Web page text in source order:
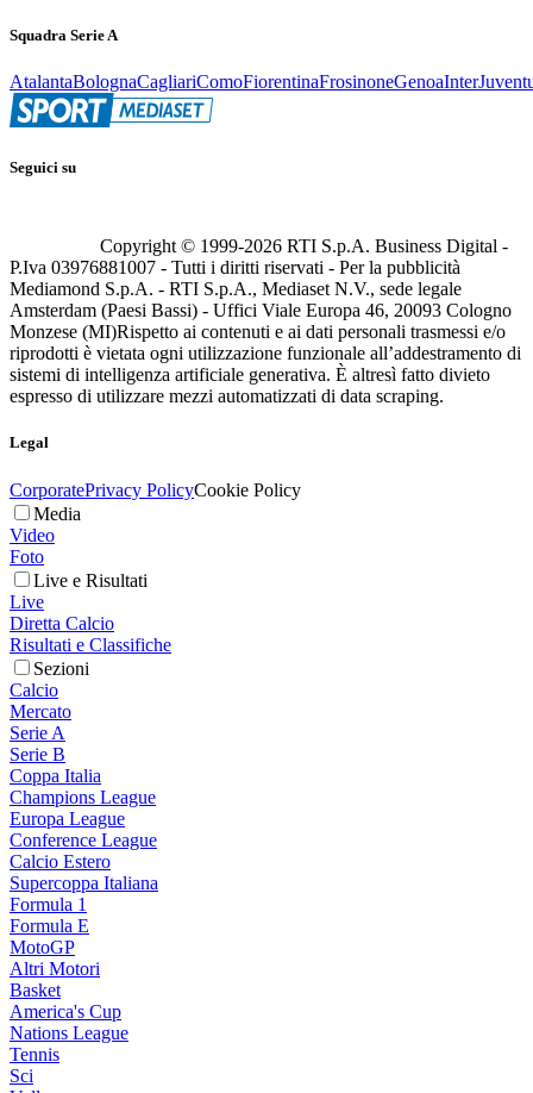
Squadra Serie A
AtalantaBolognaCagliariComoFiorentinaFrosinoneGenoaInter
Seguici su
Copyright © 1999-2026 RTI S.p.A. Business Digital -
P.Iva 03976881007 - Tutti i diritti riservati - Per la pubblicità
Mediamond S.p.A. - RTI S.p.A., Mediaset N.V., sede legale
Amsterdam (Paesi Bassi) - Uffici Viale Europa 46, 20093 Cologno
Monzese (MI)Rispetto ai contenuti e ai dati personali trasmessi e/o
riprodotti è vietata ogni utilizzazione funzionale all’addestramento di
sistemi di intelligenza artificiale generativa. È altresì fatto divieto
espresso di utilizzare mezzi automatizzati di data scraping.
Legal
CorporatePrivacy PolicyCookie Policy
Media
Video
Foto
Live e Risultati
Live
Diretta Calcio
Risultati e Classifiche
Sezioni
Calcio
Mercato
Serie A
Serie B
Coppa Italia
Champions League
Europa League
Conference League
Calcio Estero
Supercoppa Italiana
Formula 1
Formula E
MotoGP
Altri Motori
Basket
America's Cup
Nations League
Tennis
Sci